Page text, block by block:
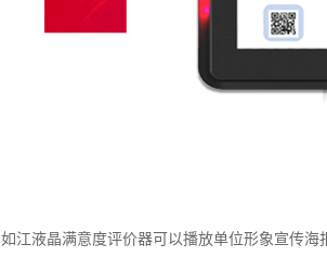
如江液晶满意度评价器可以播放单位形象宣传海